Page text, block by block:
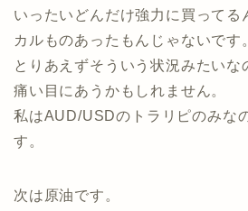
いったいどんだけ強力に買ってる
カルものあったもんじゃないです
とりあえずそういう状況みたいな
痛い目にあうかもしれません。
私はAUD/USDのトラリピのみな
す。
次は原油です。